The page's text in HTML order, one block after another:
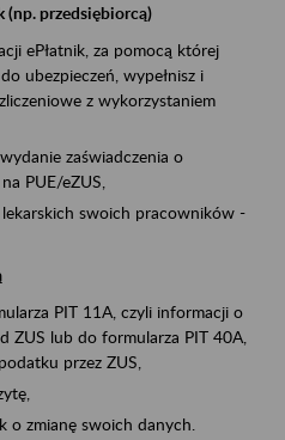
(np. przedsiębiorcą)
ePłatnik, za pomocą której
ubezpieczeń, wypełnisz i
z wykorzystaniem
zaświadczenia o
PUE/eZUS,
swoich pracowników -
PIT 11A, czyli informacji o
ZUS lub do formularza PIT 40A,
przez ZUS,
o zmianę swoich danych.